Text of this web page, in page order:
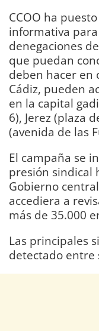
CCOO ha
informativa
denegaciones
que puedan
deben hacer en
Cádiz, pueden
en la capital
6), Jerez (plaza
(avenida de las
El campaña se
presión sindical
Gobierno
accediera a
más de 35.000
Las principales
detectado entre